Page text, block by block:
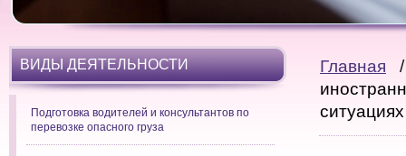
ВИДЫ ДЕЯТЕЛЬНОСТИ
Подготовка водителей и консультантов по
перевозке опасного груза
Главная
/
ситуациях